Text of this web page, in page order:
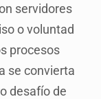
servidores
o voluntad
procesos
se convierta
desafío de